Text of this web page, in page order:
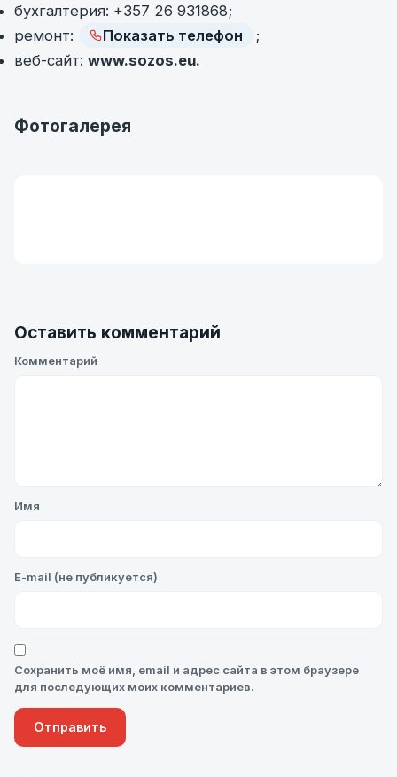
бухгалтерия: +357 26 931868;
ремонт:
Показать телефон
;
веб-сайт: www.sozos.eu.
Фотогалерея
Оставить комментарий
Комментарий
Имя
E-mail (не публикуется)
Сохранить моё имя, email и адрес сайта в этом браузере
для последующих моих комментариев.